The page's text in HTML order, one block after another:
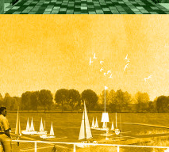
MARINA D’ANTOING –
ANTOING
Aménagement d’une marina et d’un
club house pour la commune
d’Antoing
En savoir +